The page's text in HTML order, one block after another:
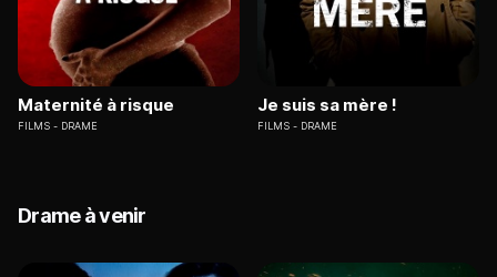
Maternité à risque
FILMS DRAME
Je suis sa mère !
FILMS DRAME
Drame à venir